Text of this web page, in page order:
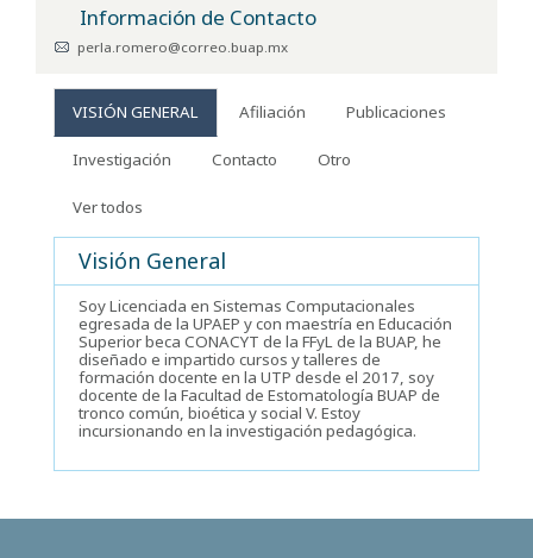
Información de Contacto
perla.romero@correo.buap.mx
VISIÓN GENERAL Afiliación Publicaciones
Investigación Contacto Otro
Ver todos
Visión General
Soy Licenciada en Sistemas Computacionales
egresada de la UPAEP y con maestría en Educación
Superior beca CONACYT de la FFyL de la BUAP, he
diseñado e impartido cursos y talleres de
formación docente en la UTP desde el 2017, soy
docente de la Facultad de Estomatología BUAP de
tronco común, bioética y social V. Estoy
incursionando en la investigación pedagógica.